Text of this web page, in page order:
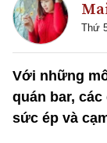
Thứ
Với những
quán bar,
sức ép và